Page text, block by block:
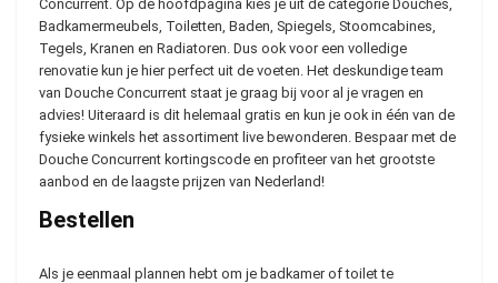
Concurrent. Op de hoofdpagina kies je uit de categorie Douches,
Badkamermeubels, Toiletten, Baden, Spiegels, Stoomcabines,
Tegels, Kranen en Radiatoren. Dus ook voor een volledige
renovatie kun je hier perfect uit de voeten. Het deskundige team
van Douche Concurrent staat je graag bij voor al je vragen en
advies! Uiteraard is dit helemaal gratis en kun je ook in één van de
fysieke winkels het assortiment live bewonderen. Bespaar met de
Douche Concurrent kortingscode en profiteer van het grootste
aanbod en de laagste prijzen van Nederland!
Bestellen
Als je eenmaal plannen hebt om je badkamer of toilet te